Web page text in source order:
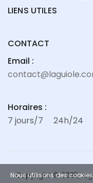
LIENS UTILES
CONTACT
Email :
Horaires :
7 jours/7 24h/24
Copyright © 2025,
Nous utilisons des